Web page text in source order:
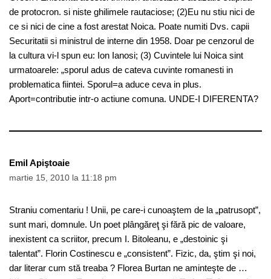
de protocron. si niste ghilimele rautaciose; (2)Eu nu stiu nici de
ce si nici de cine a fost arestat Noica. Poate numiti Dvs. capii
Securitatii si ministrul de interne din 1958. Doar pe cenzorul de
la cultura vi-l spun eu: Ion Ianosi; (3) Cuvintele lui Noica sint
urmatoarele: „sporul adus de cateva cuvinte romanesti in
problematica fiintei. Sporul=a aduce ceva in plus.
Aport=contributie intr-o actiune comuna. UNDE-I DIFERENTA?
Emil Apiştoaie
martie 15, 2010 la 11:18 pm
Straniu comentariu ! Unii, pe care-i cunoaştem de la „patrusopt”,
sunt mari, domnule. Un poet plângăreţ şi fără pic de valoare,
inexistent ca scriitor, precum I. Bitoleanu, e „destoinic şi
talentat”. Florin Costinescu e „consistent”. Fizic, da, ştim şi noi,
dar literar cum stă treaba ? Florea Burtan ne aminteşte de …